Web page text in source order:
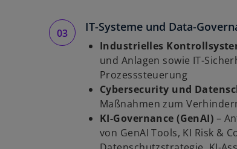
IT-Systeme und Data-
Industrielles
und Anlagen sowie IT-
Prozesssteuerung
Cybersecurity und
Maßnahmen zum
KI-Governance (GenAI) –
von GenAI Tools, KI Risk &